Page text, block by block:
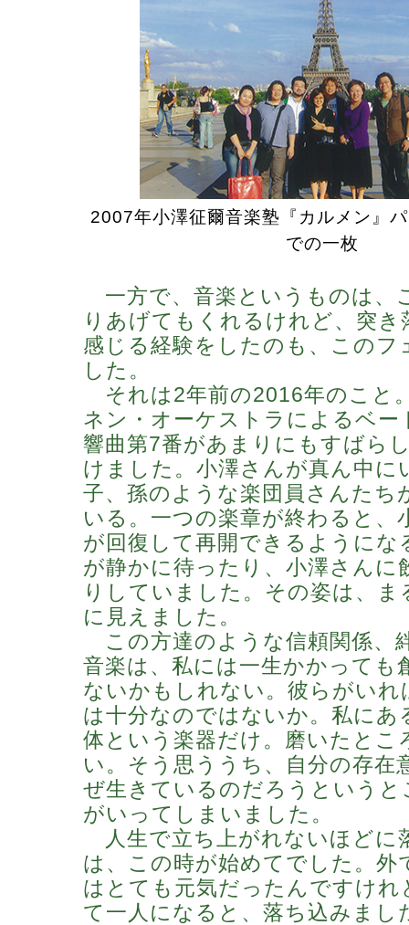
2007年小澤征爾音楽塾『カルメン』
での一枚
一方で、音楽というものは、
りあげてもくれるけれど、突
感じる経験をしたのも、このフ
した。
それは2年前の2016年のこと
ネン・オーケストラによるベー
響曲第7番があまりにもすばら
けました。小澤さんが真ん中に
子、孫のような楽団員さんたち
いる。一つの楽章が終わると、
が回復して再開できるようにな
が静かに待ったり、小澤さんに
りしていました。その姿は、ま
に見えました。
この方達のような信頼関係、
音楽は、私には一生かかっても
ないかもしれない。彼らがいれ
は十分なのではないか。私にあ
体という楽器だけ。磨いたとこ
い。そう思ううち、自分の存在
ぜ生きているのだろうという
がいってしまいました。
人生で立ち上がれないほどに
は、この時が始めてでした。外
はとても元気だったんですけれ
て一人になると、落ち込みまし